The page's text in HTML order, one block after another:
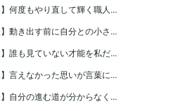
何度もやり直して輝く職人...
動き出す前に自分との小さ...
誰も見ていない才能を私だ...
言えなかった思いが言葉に...
自分の進む道が分からなく...